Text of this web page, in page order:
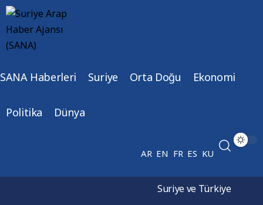
SANA Haberleri Suriye Orta Doğu Ekonomi
Politika Dünya
AR EN FR ES KU
Suriye ve Türkiye